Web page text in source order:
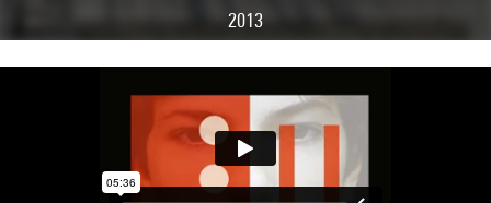
2013